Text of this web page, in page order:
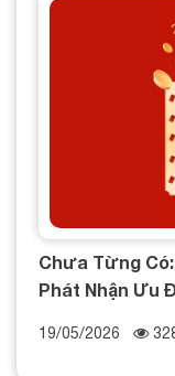
Chưa Từng
Phát Nhận Ưu
19/05/2026